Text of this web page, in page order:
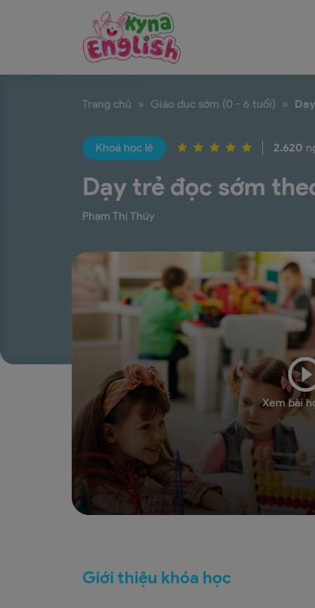
Trang chủ » Giáo dục sớm (0 - 6 tuổi) »
Khoá học lẻ 2.620
Dạy trẻ đọc sớm
Phạm Thị Thúy
Xem bài
Giới thiệu khóa học